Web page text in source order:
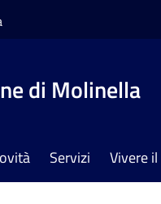
di Molinella
Servizi Vivere